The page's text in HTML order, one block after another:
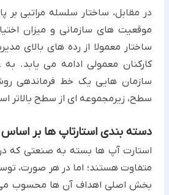
در مقابل، ساختار سلسله مراتبی
موقعیت های سازمانی و میزان
ساختار معمولا از رده های بالای
کارکنان معمولی ادامه می یابد.
سازمان هایی یک خط فرماندهی
سطح، زیرمجموعه ای از سطح بالاتر
دسته بندی استارتاپ ها بر
استارت آپ ها بسته به صنعتی که
متفاوت هستند؛ اما در هر صورت،
بخش اصلی اهداف آن ها محسوب می